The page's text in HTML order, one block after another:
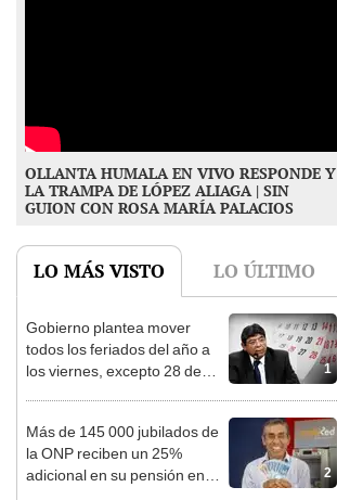
OLLANTA HUMALA EN VIVO RESPONDE Y
LA TRAMPA DE LÓPEZ ALIAGA | SIN
GUION CON ROSA MARÍA PALACIOS
LO MÁS VISTO LO ÚLTIMO
1
Gobierno plantea mover
todos los feriados del año a
los viernes, excepto 28 de
2
Más de 145 000 jubilados de
la ONP reciben un 25%
adicional en su pensión en